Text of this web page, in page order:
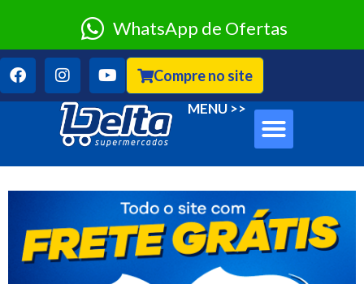
WhatsApp de Ofertas
Compre no site
MENU >>